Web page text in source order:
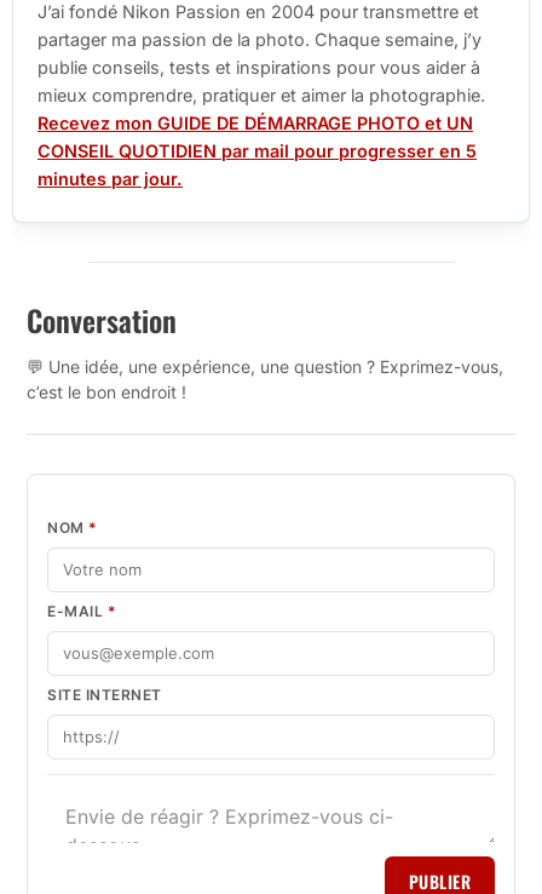
J’ai fondé Nikon Passion en 2004 pour transmettre et
partager ma passion de la photo. Chaque semaine, j’y
publie conseils, tests et inspirations pour vous aider à
mieux comprendre, pratiquer et aimer la photographie.
Recevez mon GUIDE DE DÉMARRAGE PHOTO et UN
CONSEIL QUOTIDIEN par mail pour progresser en 5
minutes par jour.
Conversation
💬 Une idée, une expérience, une question ? Exprimez-vous,
c’est le bon endroit !
NOM *
E-MAIL *
SITE INTERNET
PUBLIER